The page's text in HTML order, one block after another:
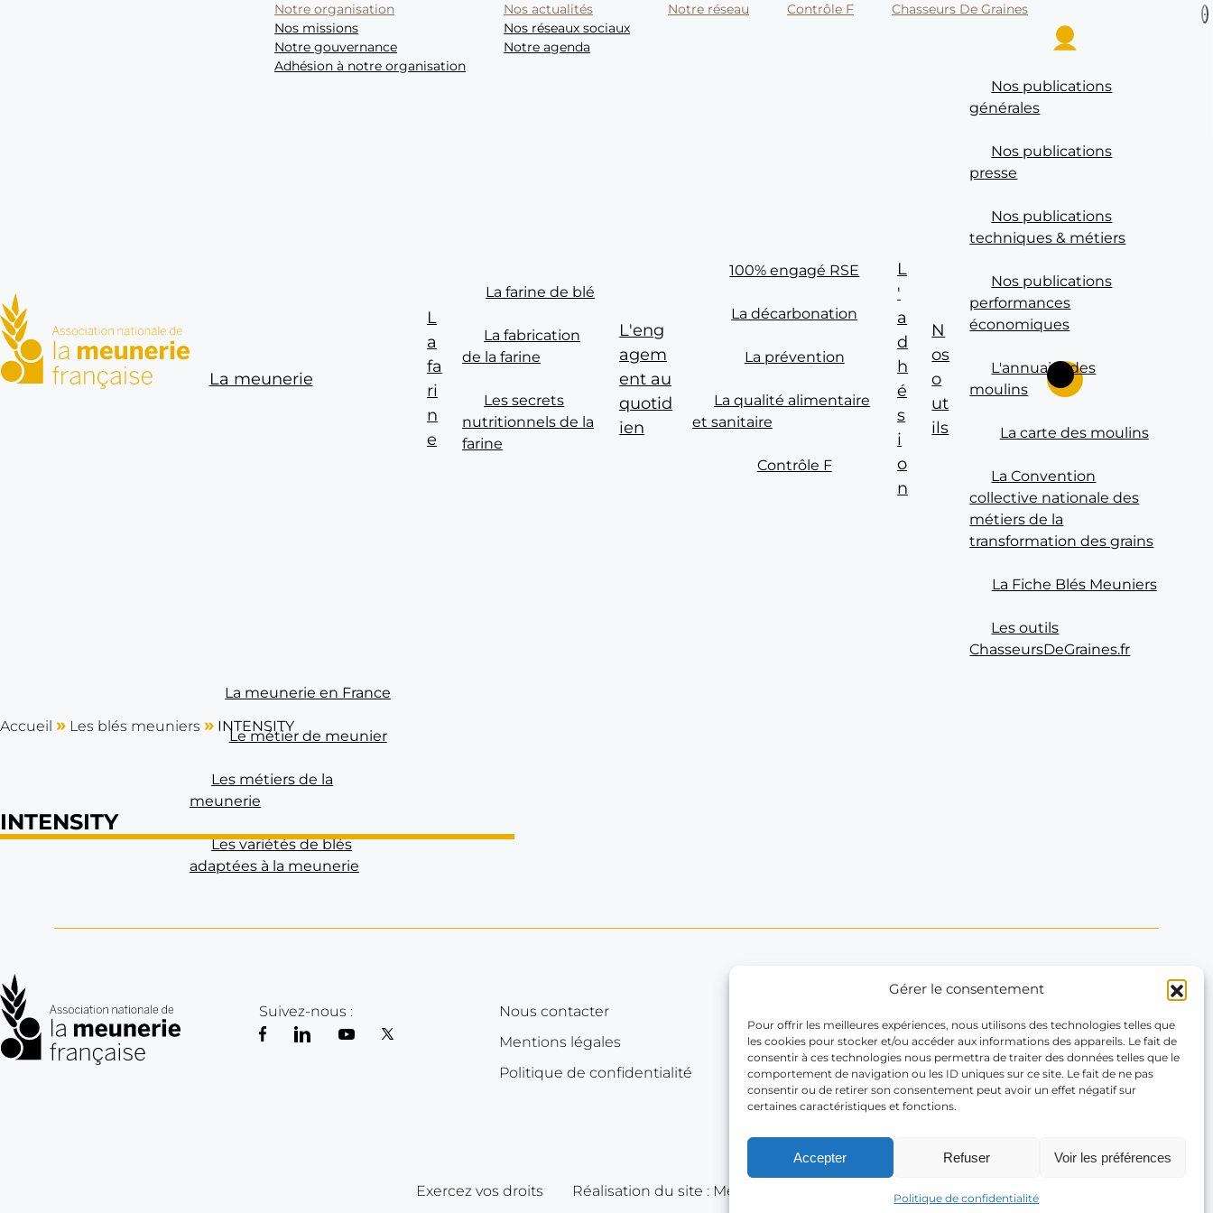
Gérer le consentement
Pour offrir les meilleures expériences, nous utilisons des technologies telles que
les cookies pour stocker et/ou accéder aux informations des appareils. Le fait de
consentir à ces technologies nous permettra de traiter des données telles que le
comportement de navigation ou les ID uniques sur ce site. Le fait de ne pas
consentir ou de retirer son consentement peut avoir un effet négatif sur
certaines caractéristiques et fonctions.
Accepter Refuser Voir les préférences
Politique de confidentialité
ANMF : Association nationale de la meunerie française
Se connecter
Rechercher sur le site
La meunerie
La meunerie en France
Le métier de meunier
Les métiers de la
meunerie
Les variétés de blés
adaptées à la meunerie
L
a
fa
ri
n
e
La farine de blé
La fabrication
de la farine
Les secrets
nutritionnels de la
farine
L'eng
agem
ent au
quotid
ien
100% engagé RSE
La décarbonation
La prévention
La qualité alimentaire
et sanitaire
Contrôle F
L
'
a
d
h
é
s
i
o
n
N
os
o
ut
ils
Nos publications
générales
Nos publications
presse
Nos publications
techniques & métiers
Nos publications
performances
économiques
L'annuaire des
moulins
La carte des moulins
La Convention
collective nationale des
métiers de la
transformation des grains
La Fiche Blés Meuniers
Les outils
ChasseursDeGraines.fr
Notre organisation
Nos missions
Notre gouvernance
Adhésion à notre organisation
Nos actualités
Nos réseaux sociaux
Notre agenda
Notre réseau Contrôle F Chasseurs De Graines
Accueil » Les blés meuniers » INTENSITY
INTENSITY
Suivez-nous :
Nous contacter
Mentions légales
Politique de confidentialité
66 Rue La Boétie
75008 Paris
Contactez-nous
Tél. : +33(1) 43 59 46 04
Exercez vos droits Réalisation du site : Mediapilote